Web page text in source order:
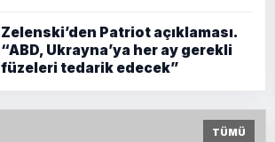
Zelenski’den Patriot açıklaması.
“ABD, Ukrayna’ya her ay gerekli
füzeleri tedarik edecek”
TÜMÜ